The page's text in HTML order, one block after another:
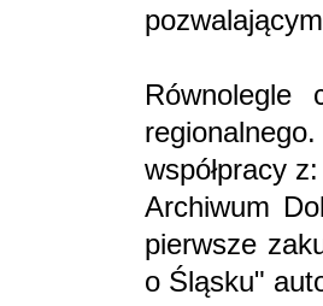
Równolegle
współpracy
Archiwum
pierwsze
o Śląsku"